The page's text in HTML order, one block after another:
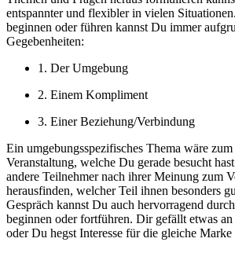
entspannter und flexibler in vielen
beginnen oder führen kannst Du immer
Gegebenheiten:
1. Der Umgebung
2. Einem Kompliment
3. Einer Beziehung/Verbindung
Ein umgebungsspezifisches Thema wäre
Veranstaltung, welche Du gerade besucht
andere Teilnehmer nach ihrer Meinung zum
herausfinden, welcher Teil ihnen besonders
Gespräch kannst Du auch hervorragend
beginnen oder fortführen. Dir gefällt etwas
oder Du hegst Interesse für die gleiche Marke